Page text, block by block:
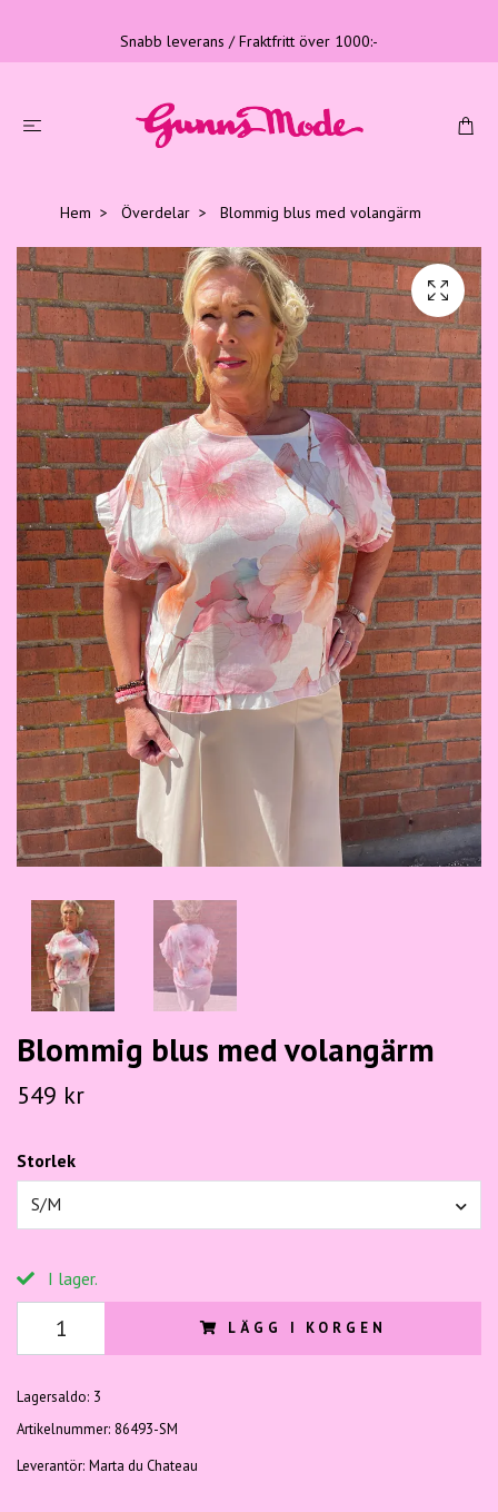
Snabb leverans / Fraktfritt över 1000:-
Hem Överdelar Blommig blus med volangärm
Blommig blus med volangärm
549 kr
Storlek
S/M
I lager.
LÄGG I KORGEN
Lagersaldo: 3
Artikelnummer: 86493-SM
Leverantör: Marta du Chateau